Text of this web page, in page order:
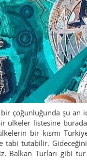
çoğunluğunda şu an
ülkeler listesine
bir kısmı
tabi tutabilir.
Balkan Turları gibi